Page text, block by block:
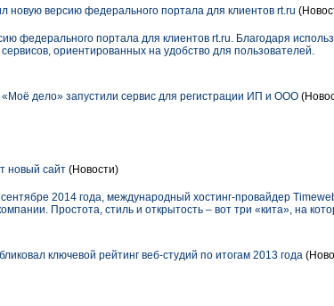
новую версию федерального портала для клиентов rt.ru
федерального портала для клиентов rt.ru. Благодаря
ориентированных на удобство для пользователей.
дело» запустили сервис для регистрации ИП и ООО
новый сайт (Новости)
2014 года, международный хостинг-провайдер
Простота, стиль и открытость – вот три «кита», на
ключевой рейтинг веб-студий по итогам 2013 года